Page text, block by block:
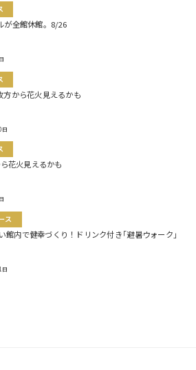
が全館休館。8/26
方から花火見えるかも
花火見えるかも
ス
館内で健幸づくり！ドリンク付き｢避暑ウォーク｣